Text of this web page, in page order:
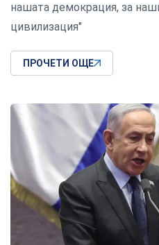
нашата демокрация, за
цивилизация"
ПРОЧЕТИ ОЩЕ